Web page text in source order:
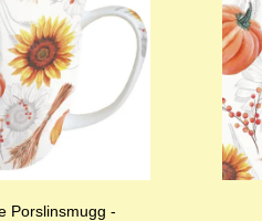
Porslinsmugg -